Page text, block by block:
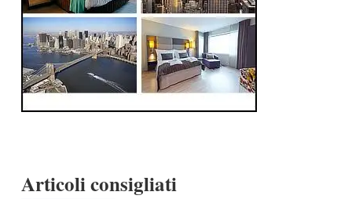
Articoli consigliati